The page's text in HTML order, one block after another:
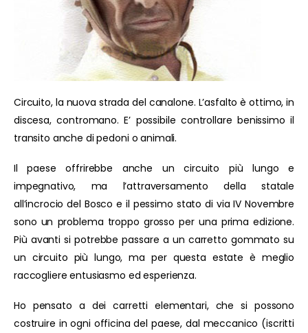
Circuito, la nuova strada del canalone. L’asfalto è ottimo, in
discesa, contromano. E’ possibile controllare benissimo il
transito anche di pedoni o animali.
Il paese offrirebbe anche un circuito più lungo e
impegnativo, ma l’attraversamento della statale
all’incrocio del Bosco e il pessimo stato di via IV Novembre
sono un problema troppo grosso per una prima edizione.
Più avanti si potrebbe passare a un carretto gommato su
un circuito più lungo, ma per questa estate è meglio
raccogliere entusiasmo ed esperienza.
Ho pensato a dei carretti elementari, che si possono
costruire in ogni officina del paese, dal meccanico (iscritti